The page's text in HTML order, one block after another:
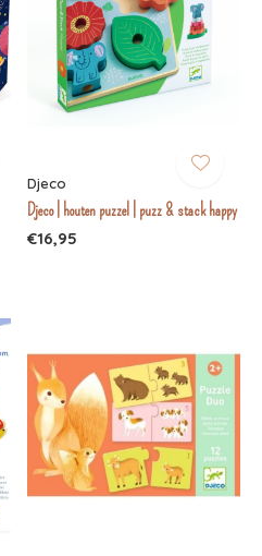
Djeco
Djeco | houten puzzel | puzz & stack happy
€16,95